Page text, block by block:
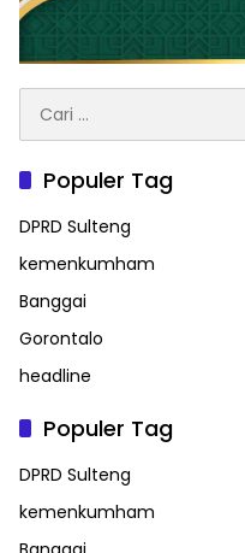
untuk:
Populer Tag
DPRD Sulteng
kemenkumham
Banggai
Gorontalo
headline
Populer Tag
DPRD Sulteng
kemenkumham